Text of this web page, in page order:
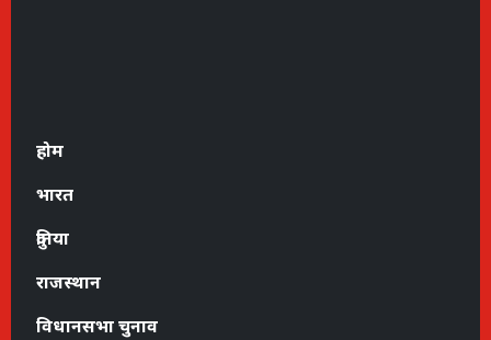
होम
भारत
दुनिया
राजस्थान
विधानसभा चुनाव